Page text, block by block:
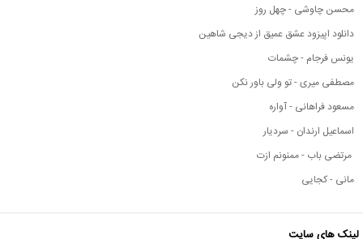
محسن چاوشی - چهل روز
دانلود اپیزود عشق عمیق از دیجی شاهین
یونس فرجام - چشمات
مصطفی میری - تو ولی باور نکن
مسعود فراهانی - آواره
اسماعیل ارندان - سردیار
مرتضی باب - ممنونم ازت
مانی - کجایی
لینک های سایت